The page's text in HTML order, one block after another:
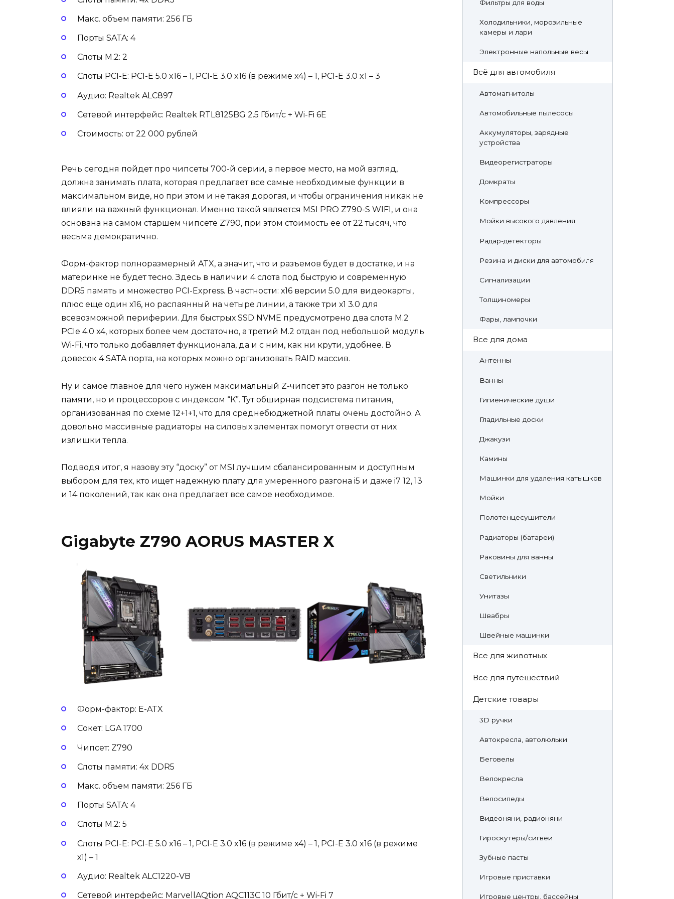
Макс. объем памяти: 256 ГБ
Порты SATA: 4
Слоты M.2: 2
Слоты PCI-E: PCI-E 5.0 x16 – 1, PCI-E 3.0 x16 (в режиме x4) – 1, PCI-E 3.0 x1 – 3
Аудио: Realtek ALC897
Сетевой интерфейс: Realtek RTL8125BG 2.5 Гбит/с + Wi-Fi 6E
Стоимость: от 22 000 рублей
Речь сегодня пойдет про чипсеты 700-й серии, а первое место, на мой взгляд,
должна занимать плата, которая предлагает все самые необходимые функции в
максимальном виде, но при этом и не такая дорогая, и чтобы ограничения никак не
влияли на важный функционал. Именно такой является MSI PRO Z790-S WIFI, и она
основана на самом старшем чипсете Z790, при этом стоимость ее от 22 тысяч, что
весьма демократично.
Форм-фактор полноразмерный ATX, а значит, что и разъемов будет в достатке, и на
материнке не будет тесно. Здесь в наличии 4 слота под быструю и современную
DDR5 память и множество PCI-Express. В частности: х16 версии 5.0 для видеокарты,
плюс еще один х16, но распаянный на четыре линии, а также три х1 3.0 для
всевозможной периферии. Для быстрых SSD NVME предусмотрено два слота М.2
PCIe 4.0 x4, которых более чем достаточно, а третий М.2 отдан под небольшой модуль
Wi-Fi, что только добавляет функционала, да и с ним, как ни крути, удобнее. В
довесок 4 SATA порта, на которых можно организовать RAID массив.
Ну и самое главное для чего нужен максимальный Z-чипсет это разгон не только
памяти, но и процессоров с индексом “К”. Тут обширная подсистема питания,
организованная по схеме 12+1+1, что для среднебюджетной платы очень достойно. А
довольно массивные радиаторы на силовых элементах помогут отвести от них
излишки тепла.
Подводя итог, я назову эту “доску” от MSI лучшим сбалансированным и доступным
выбором для тех, кто ищет надежную плату для умеренного разгона i5 и даже i7 12, 13
и 14 поколений, так как она предлагает все самое необходимое.
Gigabyte Z790 AORUS MASTER X
Форм-фактор: E-ATX
Сокет: LGA 1700
Чипсет: Z790
Слоты памяти: 4x DDR5
Макс. объем памяти: 256 ГБ
Порты SATA: 4
Слоты M.2: 5
Слоты PCI-E: PCI-E 5.0 x16 – 1, PCI-E 3.0 x16 (в режиме x4) – 1, PCI-E 3.0 x16 (в режиме
х1) – 1
Аудио: Realtek ALC1220-VB
Сетевой интерфейс: MarvellAQtion AQC113C 10 Гбит/с + Wi-Fi 7
Фильтры для воды
Холодильники, морозильные
камеры и лари
Электронные напольные весы
Всё для автомобиля
Автомагнитолы
Автомобильные пылесосы
Аккумуляторы, зарядные
устройства
Видеорегистраторы
Домкраты
Компрессоры
Мойки высокого давления
Радар-детекторы
Резина и диски для автомобиля
Сигнализации
Толщиномеры
Фары, лампочки
Все для дома
Антенны
Ванны
Гигиенические души
Гладильные доски
Джакузи
Камины
Машинки для удаления катышков
Мойки
Полотенцесушители
Радиаторы (батареи)
Раковины для ванны
Светильники
Унитазы
Швабры
Швейные машинки
Все для животных
Все для путешествий
Детские товары
3D ручки
Автокресла, автолюльки
Беговелы
Велокресла
Велосипеды
Видеоняни, радионяни
Гироскутеры/сигвеи
Зубные пасты
Игровые приставки
Игровые центры, бассейны